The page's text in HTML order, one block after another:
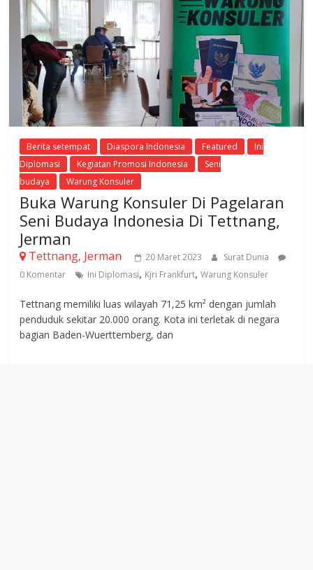
Berita setempat Diaspora Indonesia Featured
Ini
Diplomasi
Kegiatan Promosi Indonesia
Seni
budaya
Warung Konsuler
Buka Warung Konsuler Di Pagelaran
Seni Budaya Indonesia Di Tettnang,
Jerman
Tettnang, Jerman 20 Maret 2023
Surat Dunia
0 Komentar
Ini Diplomasi, Kjri Frankfurt,Warung Konsuler
Tettnang memiliki luas wilayah 71,25 km² dengan jumlah
penduduk sekitar 20.000 orang. Kota ini terletak di negara
bagian Baden-Wuerttemberg, dan